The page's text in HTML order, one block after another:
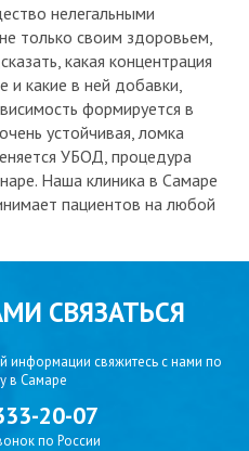
нелегальными
только своим здоровьем,
какая концентрация
и какие в ней добавки,
формируется в
устойчивая, ломка
УБОД, процедура
Наша клиника в Самаре
пациентов на любой
СВЯЗАТЬСЯ
свяжитесь с нами по
в Самаре
20-07
по России